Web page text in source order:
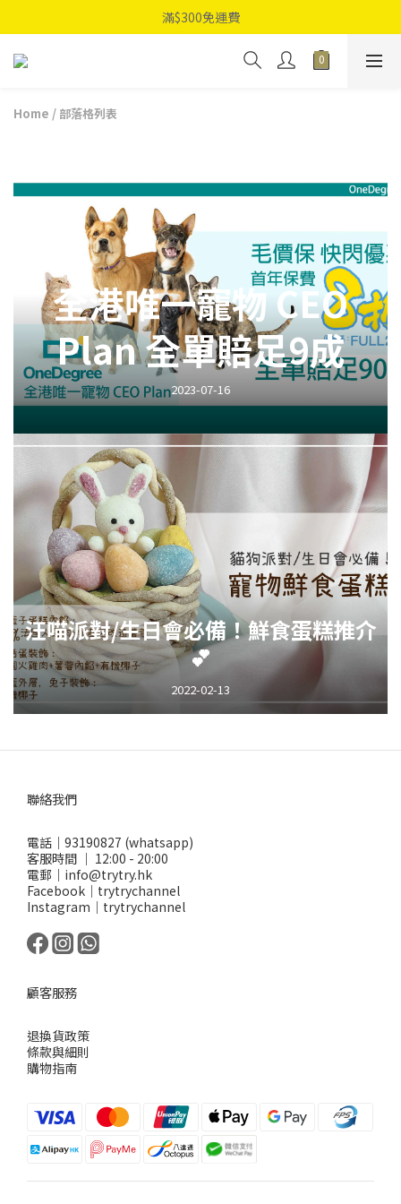
滿$300免運費
Home / 部落格列表
全港唯一寵物 CEO
Plan 全單賠足9成
2023-07-16
汪喵派對/生日會必備！鮮食蛋糕推介
💕
2022-02-13
聯絡我們
電話｜93190827 (whatsapp)
客服時間 ｜ 12:00 - 20:00
電郵｜info@trytry.hk
Facebook｜trytrychannel
Instagram｜trytrychannel
顧客服務
退換貨政策
條款與細則
購物指南